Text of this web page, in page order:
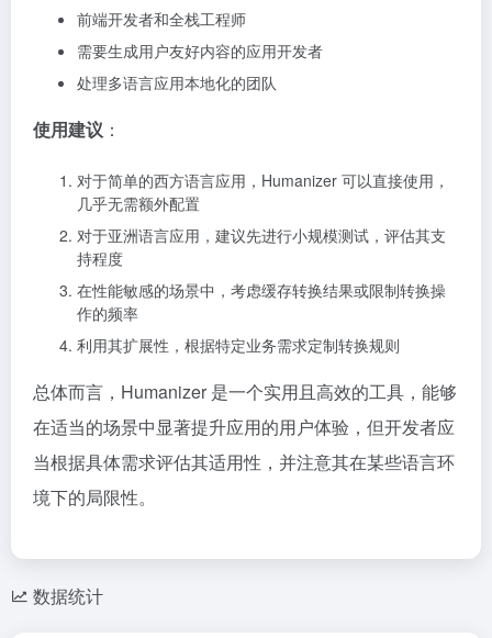
前端开发者和全栈工程师
需要生成用户友好内容的应用开发者
处理多语言应用本地化的团队
使用建议 ：
对于简单的西方语言应用，Humanizer 可以直接使用，
几乎无需额外配置
对于亚洲语言应用，建议先进行小规模测试，评估其支
持程度
在性能敏感的场景中，考虑缓存转换结果或限制转换操
作的频率
利用其扩展性，根据特定业务需求定制转换规则
总体而言，Humanizer 是一个实用且高效的工具，能够
在适当的场景中显著提升应用的用户体验，但开发者应
当根据具体需求评估其适用性，并注意其在某些语言环
境下的局限性。
数据统计